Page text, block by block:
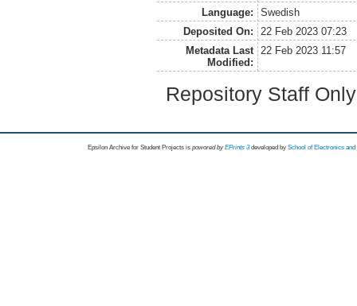
Language:
Swedish
Deposited On:
22 Feb 2023 07:23
Metadata Last
Modified:
22 Feb 2023 11:57
Repository Staff
Epsilon Archive for Student Projects is powored byEPrints 3 developed by School of Electronics